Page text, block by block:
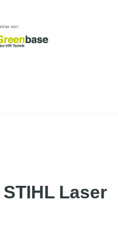
Laser